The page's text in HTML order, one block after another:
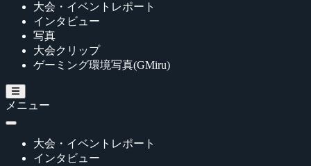
大会・イベントレポート
インタビュー
写真
大会クリップ
ゲーミング環境写真(GMiru)
メニュー
大会・イベントレポート
インタビュー